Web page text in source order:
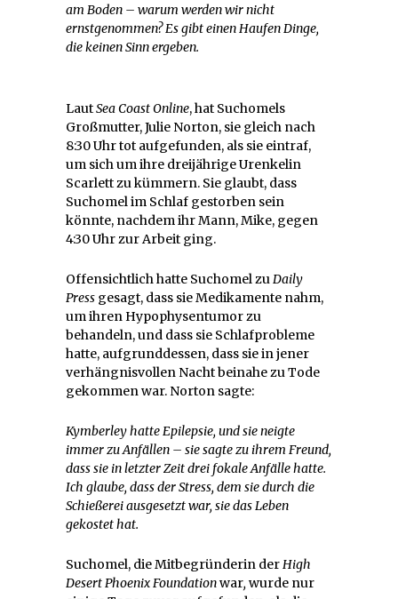
am Boden – warum werden wir nicht
ernstgenommen? Es gibt einen Haufen Dinge,
die keinen Sinn ergeben.
LautSea Coast Online, hat Suchomels
Großmutter, Julie Norton, sie gleich nach
8:30 Uhr tot aufgefunden, als sie eintraf,
um sich um ihre dreijährige Urenkelin
Scarlett zu kümmern. Sie glaubt, dass
Suchomel im Schlaf gestorben sein
könnte, nachdem ihr Mann, Mike, gegen
4:30 Uhr zur Arbeit ging.
Offensichtlich hatte Suchomel zuDaily
Press gesagt, dass sie Medikamente nahm,
um ihren Hypophysentumor zu
behandeln, und dass sie Schlafprobleme
hatte, aufgrunddessen, dass sie in jener
verhängnisvollen Nacht beinahe zu Tode
gekommen war. Norton sagte:
Kymberley hatte Epilepsie, und sie neigte
immer zu Anfällen – sie sagte zu ihrem Freund,
dass sie in letzter Zeit drei fokale Anfälle hatte.
Ich glaube, dass der Stress, dem sie durch die
Schießerei ausgesetzt war, sie das Leben
gekostet hat.
Suchomel, die Mitbegründerin derHigh
Desert Phoenix Foundationwar, wurde nur